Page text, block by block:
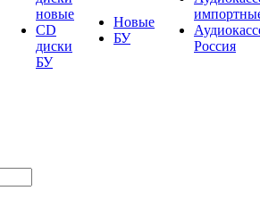
новые
CD
диски
БУ
Новые
БУ
Россия